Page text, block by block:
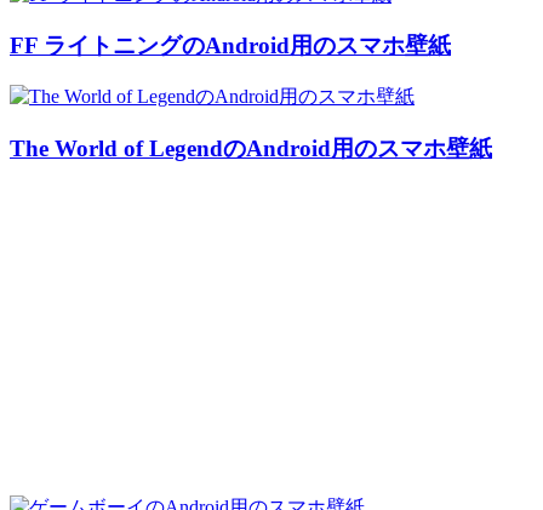
FF ライトニングのAndroid用のスマホ壁紙
The World of LegendのAndroid用のスマホ壁紙